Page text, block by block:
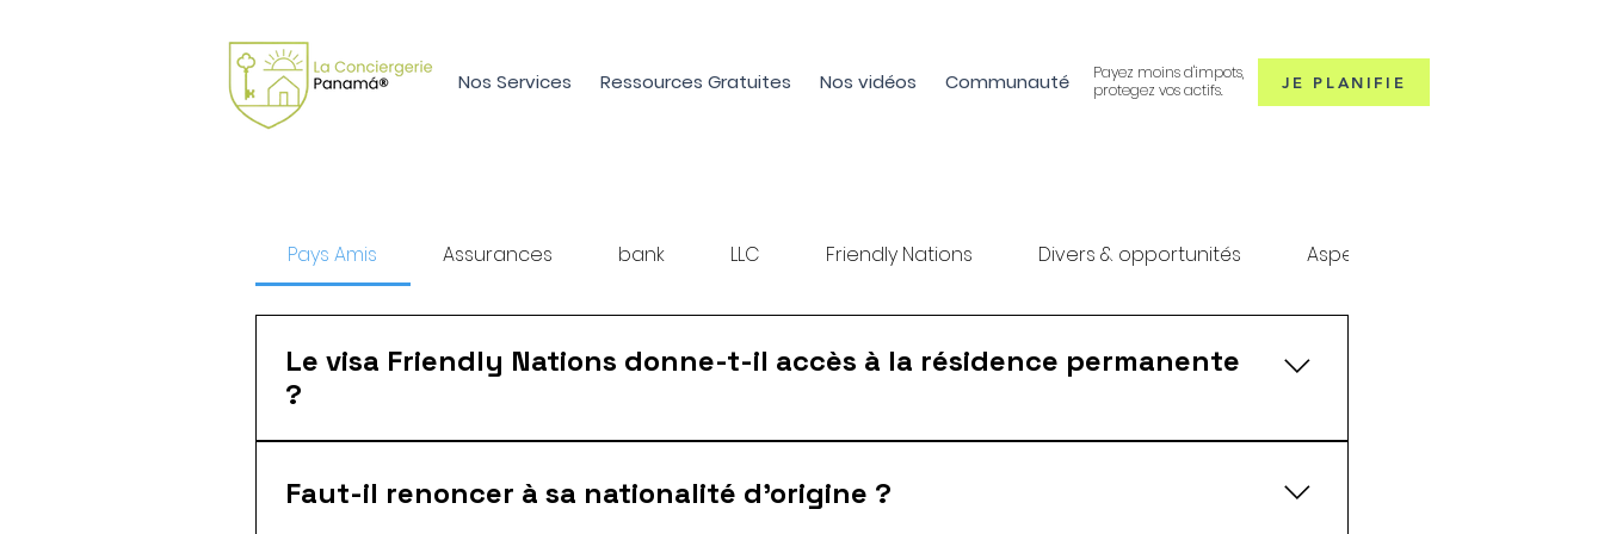
Nos Services Ressources Gratuites Nos vidéos Communauté
Payez moins d'impots,
protegez vos actifs.
JE PLANIFIE
Pays Amis Assurances bank LLC Friendly Nations Divers & opportunités Aspects professionnels
Le visa Friendly Nations donne-t-il accès à la résidence permanente
?
temporaires.
Faut-il renoncer à sa nationalité d'origine ?